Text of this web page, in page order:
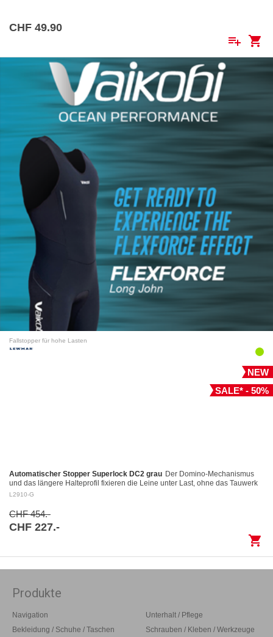
CHF 49.90
playlist_add shopping_cart
Fallstopper für hohe Lasten
NEW
SALE* - 50%
Automatischer Stopper Superlock DC2 grau Der Domino-Mechanismus
und das längere Halteprofil fixieren die Leine unter Last, ohne das Tauwerk
aufzuscheuern Kontrolliertes Fieren: Das…
L2910-G
CHF 454.-
CHF 227.-
shopping_cart
Produkte
Navigation
Bekleidung / Schuhe / Taschen
Unterhalt / Pflege
Schrauben / Kleben / Werkzeuge